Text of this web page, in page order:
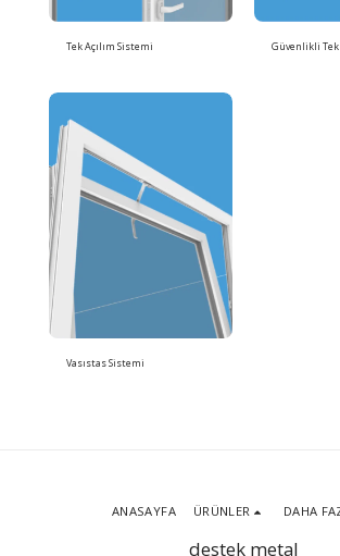
Tek Açılım Sistemi Güvenlikli Tek
Vasıstas Sistemi
destek metal
ANASAYFA ÜRÜNLER DAHA